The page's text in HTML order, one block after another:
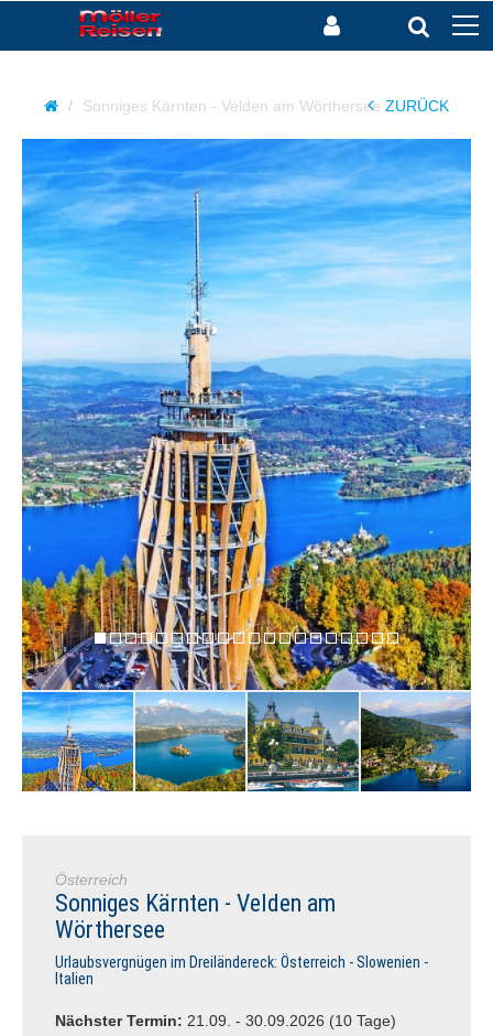
Sonniges Kärnten - Velden am Wörthersee ZURÜCK
Österreich
Sonniges Kärnten - Velden am
Wörthersee
Urlaubsvergnügen im Dreiländereck: Österreich - Slowenien -
Italien
Nächster Termin: 21.09. - 30.09.2026 (10 Tage)